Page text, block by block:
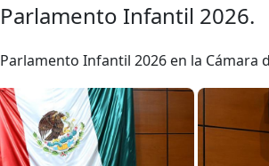
Parlamento Infantil 2026.
Parlamento Infantil 2026 en la Cámara